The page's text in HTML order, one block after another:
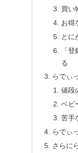
買い
お得
とに
「
る
らでぃ
値段
ベビ
苦手
らでぃ
さらに